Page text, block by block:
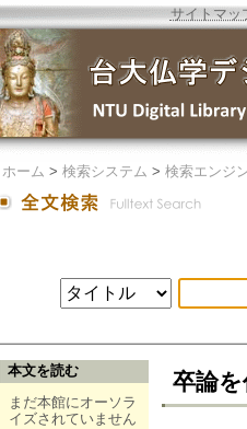
サイトマッ
ホーム > 検索システム > 検索エンジ
本文を読む
まだ本館にオーソラ
イズされていません
卒論